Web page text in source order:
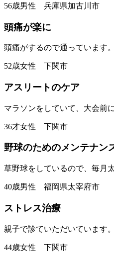
56歳男性 兵庫県加古川市
頭痛が楽に
頭痛がするので通っています
52歳女性 下関市
アスリートのケア
マラソンをしていて、大会前
36才女性 下関市
野球のためのメンテナン
草野球をしているので、毎月
40歳男性 福岡県太宰府市
ストレス治療
親子で診ていただいています
44歳女性 下関市